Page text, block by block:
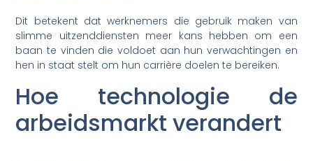
Dit betekent dat werknemers die gebruik maken van
slimme uitzenddiensten meer kans hebben om een
baan te vinden die voldoet aan hun verwachtingen en
hen in staat stelt om hun carrière doelen te bereiken.
Hoe technologie de
arbeidsmarkt verandert